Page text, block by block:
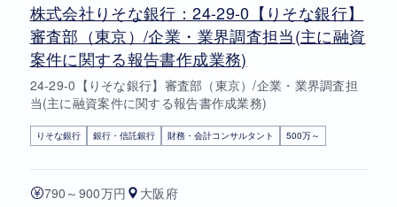
株式会社りそな銀行：24-29-0【りそな銀行】
審査部（東京）/企業・業界調査担当(主に融資
案件に関する報告書作成業務)
24-29-0【りそな銀行】審査部（東京）/企業・業界調査担
当(主に融資案件に関する報告書作成業務)
りそな銀行 銀行・信託銀行 財務・会計コンサルタント 500万～
790～900万円 大阪府